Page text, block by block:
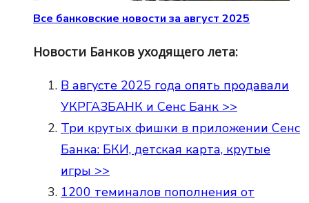
Все банковские новости за август 2025
Новости Банков уходящего лета:
В августе 2025 года опять продавали
УКРГАЗБАНК и Сенс Банк >>
Три крутых фишки в приложении Сенс
Банка: БКИ, детская карта, крутые
игры >>
1200 теминалов пополнения от